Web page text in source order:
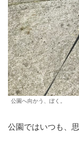
公園へ向かう、ぼく。
公園ではいつも、